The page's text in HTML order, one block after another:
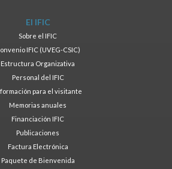
El IFIC
Sobre el IFIC
IFIC (UVEG-CSIC)
Estructura Organizativa
Personal del IFIC
para el visitante
Memorias anuales
Financiación IFIC
Publicaciones
Factura Electrónica
Paquete de Bienvenida